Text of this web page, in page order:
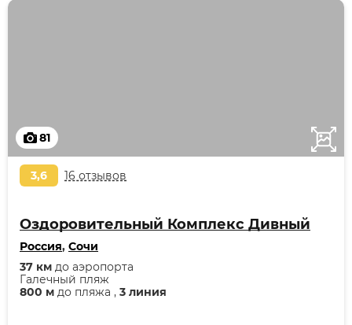
81
3,6 16 отзывов
Оздоровительный Комплекс Дивный
Россия, Сочи
800 м до пляжа , 3 линия
Галечный пляж
37 км до аэропорта